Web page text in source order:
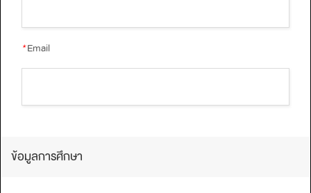
*Email
ข้อมูลการศึกษา